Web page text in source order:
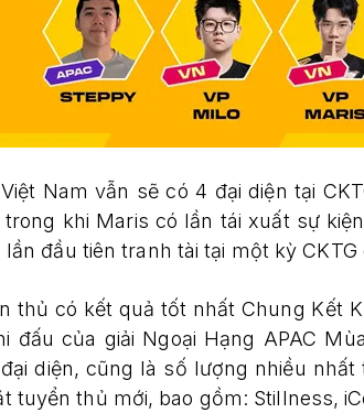
Nam vẫn sẽ có 4 đại diện tại
khi Maris có lần tái xuất sự
lần đầu tiên tranh tài tại một kỳ CKTG
thủ có kết quả tốt nhất Chung Kết
đấu của giải Ngoại Hạng APAC
diện, cũng là số lượng nhiều
tuyển thủ mới, bao gồm: Stillness,